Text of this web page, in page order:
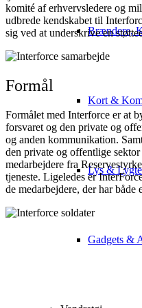
Brændere,
Kort &
Lys & Lygte
Gadgets &
komité af erhvervsledere og
udbrede kendskabet til
sig ved at underskrive en
Formål
Formålet med Interforce er at
forsvaret og den private og
og anden kommunikation.
den private og offentlige
medarbejdere fra
tjeneste. Ligeledes er
de medarbejdere, der har